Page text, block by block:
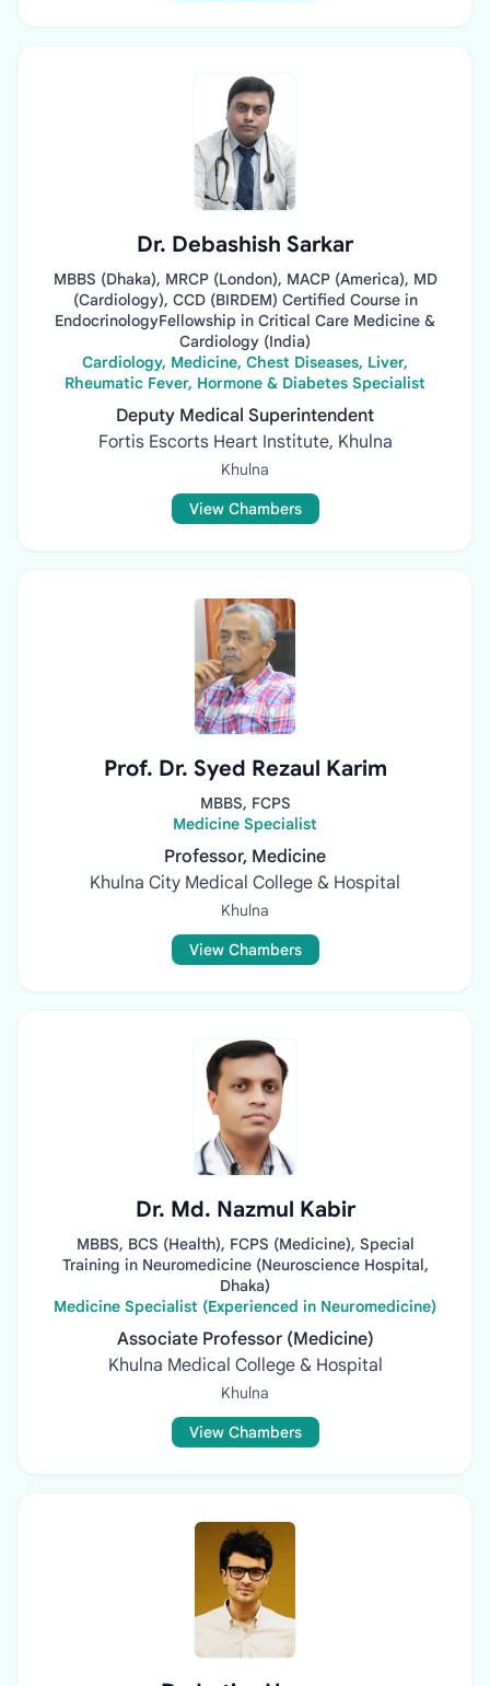
Dr. Debashish Sarkar
MBBS (Dhaka), MRCP (London), MACP (America), MD
(Cardiology), CCD (BIRDEM) Certified Course in
EndocrinologyFellowship in Critical Care Medicine &
Cardiology (India)
Cardiology, Medicine, Chest Diseases, Liver,
Rheumatic Fever, Hormone & Diabetes Specialist
Deputy Medical Superintendent
Fortis Escorts Heart Institute, Khulna
Khulna
View Chambers
Prof. Dr. Syed Rezaul Karim
MBBS, FCPS
Medicine Specialist
Professor, Medicine
Khulna City Medical College & Hospital
Khulna
View Chambers
Dr. Md. Nazmul Kabir
MBBS, BCS (Health), FCPS (Medicine), Special
Training in Neuromedicine (Neuroscience Hospital,
Dhaka)
Medicine Specialist (Experienced in Neuromedicine)
Associate Professor (Medicine)
Khulna Medical College & Hospital
Khulna
View Chambers